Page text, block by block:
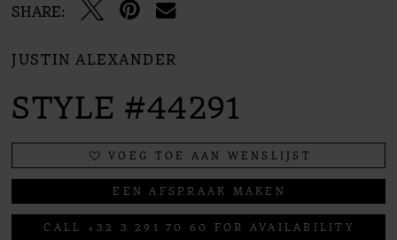
SHARE:
JUSTIN ALEXANDER
STYLE #44291
VOEG TOE AAN WENSLIJST
EEN AFSPRAAK MAKEN
CALL +32 3 291 70 60 FOR AVAILABILITY